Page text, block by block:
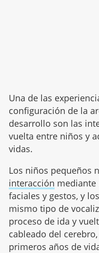
Una de las
configuración de la
desarrollo son las
vuelta entre niños y
vidas.
Los niños pequeños
interacción mediante
faciales y gestos, y
mismo tipo de
proceso de ida y
cableado del
primeros años de